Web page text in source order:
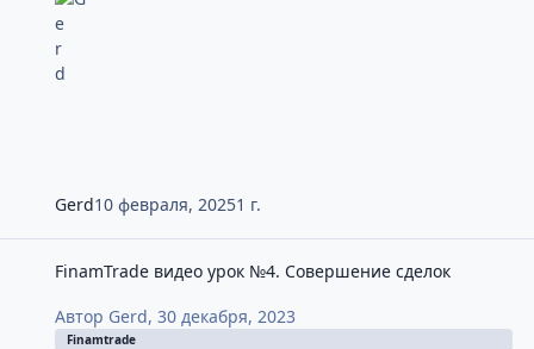
Gerd10 февраля, 20251 г.
FinamTrade видео урок №4. Совершение сделок
Автор Gerd,30 декабря, 2023
Finamtrade